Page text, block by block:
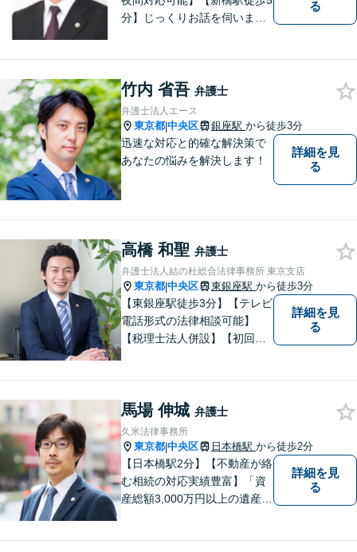
分】じっくりお話を伺いま
る
竹内 省吾 弁護士
弁護士法人エース
東京都|中央区 銀座駅 から徒歩3分
迅速な対応と的確な解決策で
あなたの悩みを解決します！
詳細を見
る
高橋 和聖 弁護士
弁護士法人結の杜総合法律事務所 東京支店
東京都|中央区 東銀座駅 から徒歩3分
【東銀座駅徒歩3分】【テレビ
電話形式の法律相談可能】
【税理士法人併設】【初回相
詳細を見
る
馬場 伸城 弁護士
久米法律事務所
東京都|中央区 日本橋駅 から徒歩2分
【日本橋駅2分】【不動産が絡
む相続の対応実績豊富】「資
産総額3,000万円以上の遺産分
詳細を見
る